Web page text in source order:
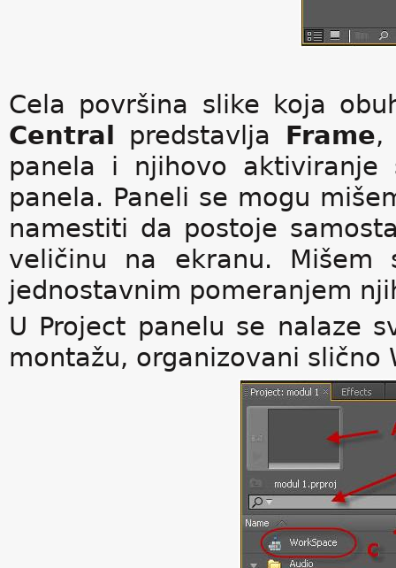
Cela površina slike koja
Central predstavlja Frame,
panela i njihovo
panela. Paneli se mogu
namestiti da postoje
veličinu na ekranu. Mišem
jednostavnim pomeranjem
U Project panelu se nalaze
montažu, organizovani